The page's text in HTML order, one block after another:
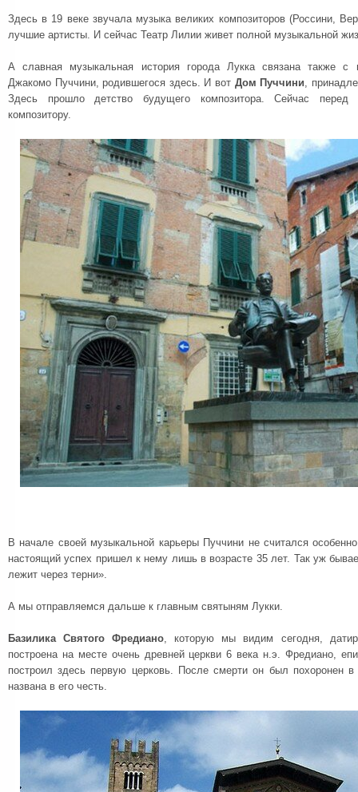
Здесь в 19 веке звучала музыка великих композиторов (Россини,
лучшие артисты. И сейчас Театр Лилии живет полной музыкальной
А славная музыкальная история города Лукка связана также с
Джакомо Пуччини, родившегося здесь. И вот Дом Пуччини,
Здесь прошло детство будущего композитора. Сейчас перед
композитору.
В начале своей музыкальной карьеры Пуччини не считался
настоящий успех пришел к нему лишь в возрасте 35 лет. Так уж
лежит через терни».
А мы отправляемся дальше к главным святыням Лукки.
Базилика Святого Фредиано, которую мы видим сегодня,
построена на месте очень древней церкви 6 века н.э. Фредиано,
построил здесь первую церковь. После смерти он был похоронен
названа в его честь.